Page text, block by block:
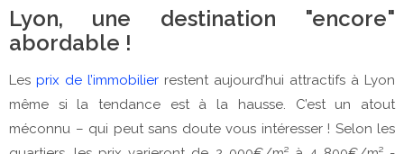
Lyon, une destination "encore"
abordable !
Les prix de l’immobilier restent aujourd’hui attractifs à Lyon
même si la tendance est à la hausse. C’est un atout
méconnu – qui peut sans doute vous intéresser ! Selon les